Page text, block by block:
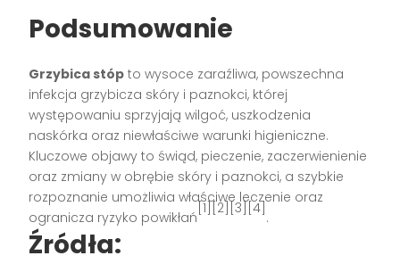
Podsumowanie
Grzybica stóp to wysoce zaraźliwa, powszechna
infekcja grzybicza skóry i paznokci, której
występowaniu sprzyjają wilgoć, uszkodzenia
naskórka oraz niewłaściwe warunki higieniczne.
Kluczowe objawy to świąd, pieczenie, zaczerwienienie
oraz zmiany w obrębie skóry i paznokci, a szybkie
rozpoznanie umożliwia właściwe leczenie oraz
ogranicza ryzyko powikłań
[1][2][3][4]
.
Źródła: